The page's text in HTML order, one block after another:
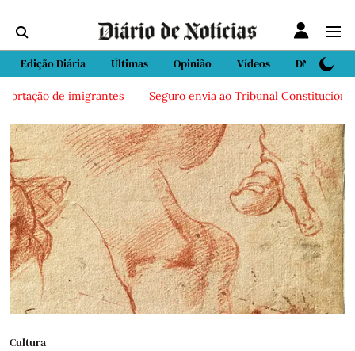
Edição Diária Últimas Opinião Vídeos DN Sport
de imigrantes Seguro envia ao Tribunal Constitucional lei
Cultura